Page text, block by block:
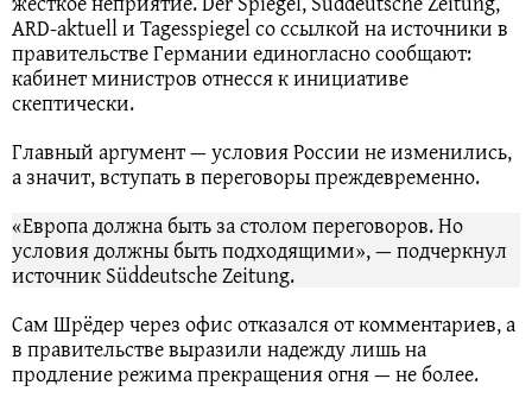
ARD-aktuell и Tagesspiegel со ссылкой на источники в
правительстве Германии единогласно сообщают:
кабинет министров отнесся к инициативе
скептически.
Главный аргумент — условия России не изменились,
а значит, вступать в переговоры преждевременно.
«Европа должна быть за столом переговоров. Но
условия должны быть подходящими», — подчеркнул
источник Süddeutsche Zeitung.
Сам Шрёдер через офис отказался от комментариев, а
в правительстве выразили надежду лишь на
продление режима прекращения огня — не более.